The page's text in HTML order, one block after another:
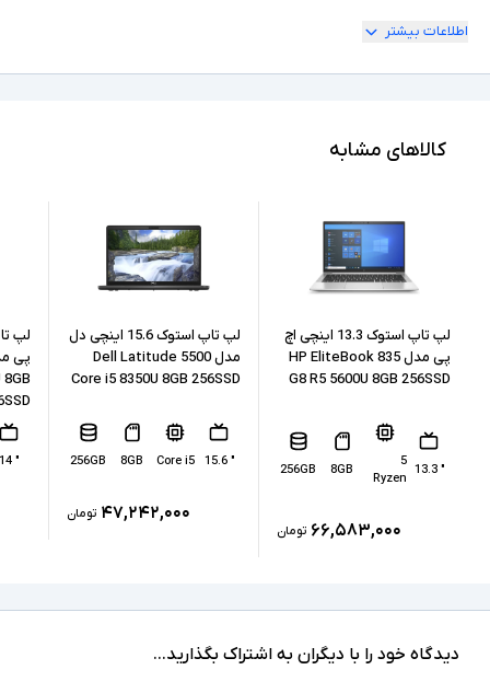
امکان چرخش
نسل پردازنده
8GB
حافظه داخلی 256GB
نوع حافظه داخلی SSD
پردازنده گرافیکی Intel UHD Graphics 620
کارت گرافیک اختصاصی
LAN, 3xUSB 3.0, 1xType C(Thunderbolt), SD
اطلاعات بیشتر
کالاهای مشابه
لپ تاپ استوک 13.3 اینچی اچ
پی مدل HP EliteBook 835
G8 R5 5600U 8GB 256SSD
" 13.3
5
Ryzen
8GB
256GB
۶۶,۵۸۳,۰۰۰ تومان
لپ تاپ استوک 15.6 اینچی دل
مدل Dell Latitude 5500
Core i5 8350U 8GB 256SSD
" 15.6
Core i5
8GB
256GB
۴۷,۲۴۲,۰۰۰ تومان
" 14
دیدگاه خود را با دیگران به اشتراک بگذارید...